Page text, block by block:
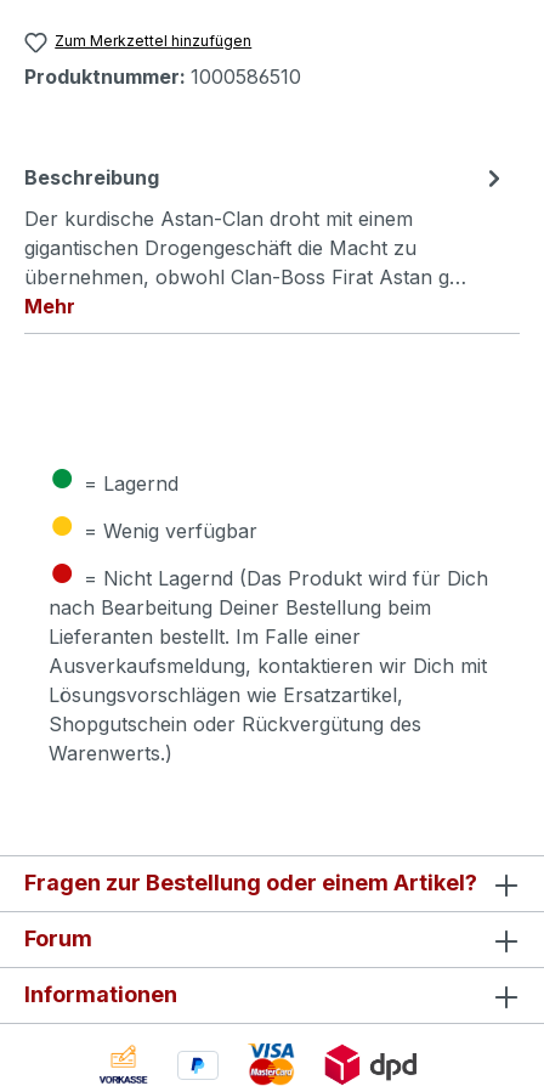
Zum Merkzettel hinzufügen
Produktnummer: 1000586510
Beschreibung
Der kurdische Astan-Clan droht mit einem
gigantischen Drogengeschäft die Macht zu
übernehmen, obwohl Clan-Boss Firat Astan g…
Mehr
● = Lagernd
● = Wenig verfügbar
● = Nicht Lagernd (Das Produkt wird für Dich
nach Bearbeitung Deiner Bestellung beim
Lieferanten bestellt. Im Falle einer
Ausverkaufsmeldung, kontaktieren wir Dich mit
Lösungsvorschlägen wie Ersatzartikel,
Shopgutschein oder Rückvergütung des
Warenwerts.)
Fragen zur Bestellung oder einem Artikel?
Forum
Informationen